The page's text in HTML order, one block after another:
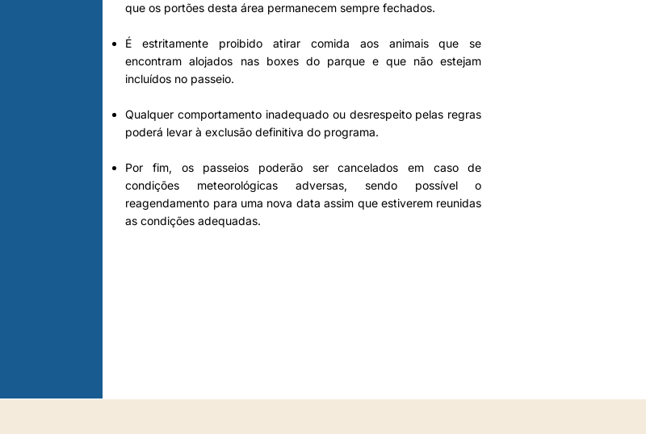
que os portões desta área permanecem sempre fechados.
É estritamente proibido atirar comida aos animais que se
encontram alojados nas boxes do parque e que não estejam
incluídos no passeio.
Qualquer comportamento inadequado ou desrespeito pelas regras
poderá levar à exclusão definitiva do programa.
Por fim, os passeios poderão ser cancelados em caso de
condições meteorológicas adversas, sendo possível o
reagendamento para uma nova data assim que estiverem reunidas
as condições adequadas.